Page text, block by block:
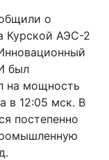
о
Курской АЭС-2
был
на мощность
в 12:05 мск. В
постепенно